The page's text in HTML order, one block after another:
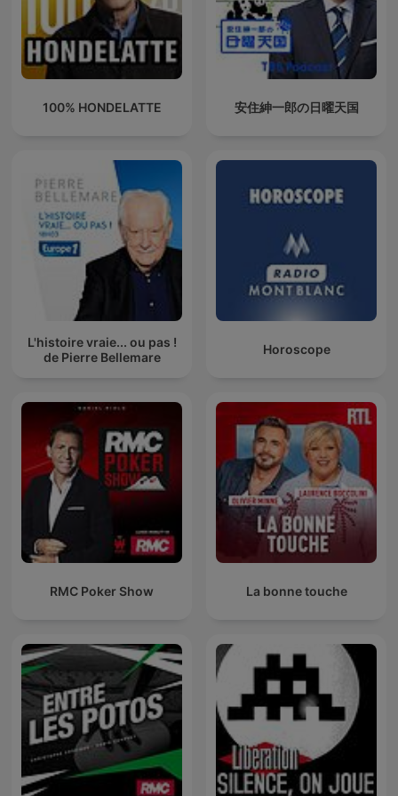
100% HONDELATTE 安住紳一郎の日曜天国
L'histoire vraie... ou pas !
de Pierre Bellemare
Horoscope
RMC Poker Show La bonne touche